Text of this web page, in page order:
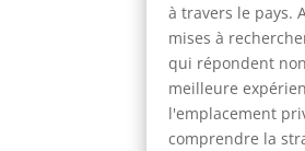
à travers le pays.
mises à
qui répondent
meilleure
l'emplacement
comprendre la